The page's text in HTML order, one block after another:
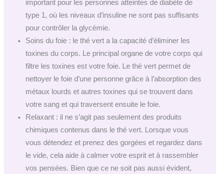
important pour les personnes atteintes de diabète de
type 1, où les niveaux d’insuline ne sont pas suffisants
pour contrôler la glycémie.
Soins du foie : le thé vert a la capacité d’éliminer les
toxines du corps. Le principal organe de votre corps qui
filtre les toxines est votre foie. Le thé vert permet de
nettoyer le foie d’une personne grâce à l’absorption des
métaux lourds et autres toxines qui se trouvent dans
votre sang et qui traversent ensuite le foie.
Relaxant : il ne s’agit pas seulement des produits
chimiques contenus dans le thé vert. Lorsque vous
vous détendez et prenez des gorgées et regardez dans
le vide, cela aide à calmer votre esprit et à rassembler
vos pensées. Bien que ce ne soit pas aussi évident,